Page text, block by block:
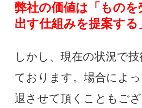
弊社の価値は「もの
出す仕組みを提案す
しかし、現在の状況で
ております。場合によ
退させて頂くこともご